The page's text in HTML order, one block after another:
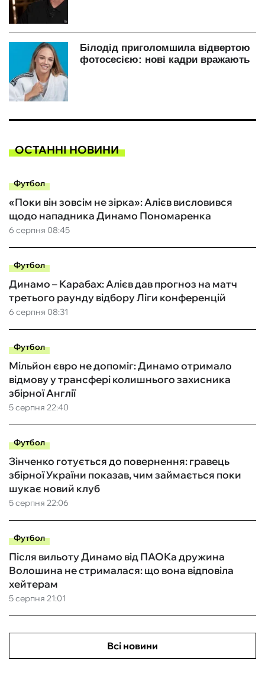
ОСТАННІ НОВИНИ
Футбол
6 серпня 08:45
«Поки він зовсім не зірка»: Алієв висловився
щодо нападника Динамо Пономаренка
Футбол
6 серпня 08:31
Динамо – Карабах: Алієв дав прогноз на матч
третього раунду відбору Ліги конференцій
Футбол
5 серпня 22:40
Мільйон євро не допоміг: Динамо отримало
відмову у трансфері колишнього захисника
збірної Англії
Футбол
5 серпня 22:06
Зінченко готується до повернення: гравець
збірної України показав, чим займається поки
шукає новий клуб
Футбол
5 серпня 21:01
Після вильоту Динамо від ПАОКа дружина
Волошина не стрималася: що вона відповіла
хейтерам
Всі новини